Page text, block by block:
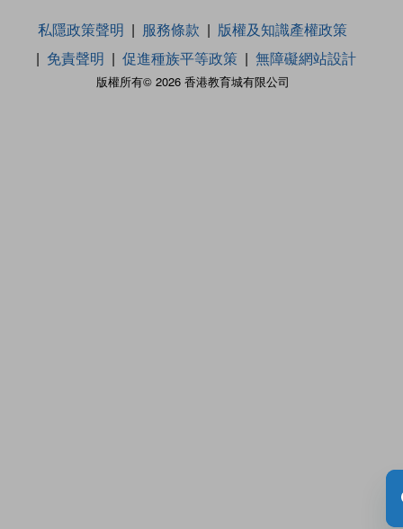
版權所有© 2026 香港教育城有限公司
私隱政策聲明 服務條款
版權及知識產權政策
免責聲明
促進種族平等政策 無障礙網站設計